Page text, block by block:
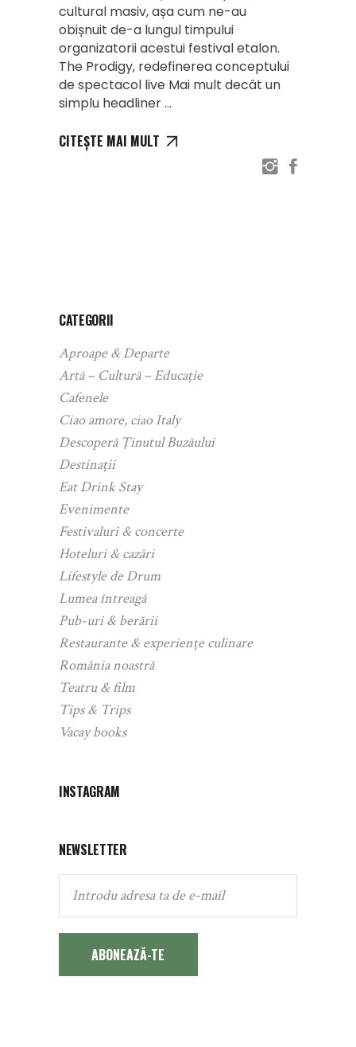
cultural masiv, așa cum ne-au
obișnuit de-a lungul timpului
organizatorii acestui festival etalon.
The Prodigy, redefinerea conceptului
de spectacol live Mai mult decât un
simplu headliner
CITEȘTE MAI MULT
CATEGORII
Aproape & Departe
Artă – Cultură – Educație
Cafenele
Ciao amore, ciao Italy
Descoperă Ținutul Buzăului
Destinații
Eat Drink Stay
Evenimente
Festivaluri & concerte
Hoteluri & cazări
Lifestyle de Drum
Lumea întreagă
Pub-uri & berării
Restaurante & experiențe culinare
România noastră
Teatru & film
Tips & Trips
Vacay books
INSTAGRAM
NEWSLETTER
ABONEAZĂ-TE